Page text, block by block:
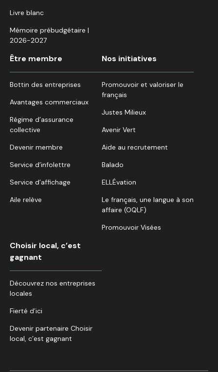
Livre blanc
Mémoire prébudgétaire |
2026-2027
Être membre
Bottin des entreprises
Avantages commerciaux
Régime d’assurance
collective
Devenir membre
Service d’infolettre
Service d’affichage
Aile relève
Nos initiatives
Promouvoir et valoriser le
français
Justes Milieux
Avenir Vert
Aide au recrutement
Balado
ELLÉvation
Le français, une langue à son
affaire (OQLF)
Promouvoir Visées
Choisir local, c’est
gagnant
Découvrez nos entreprises
locales
Fierté d’ici
Devenir partenaire Choisir
local, c’est gagnant